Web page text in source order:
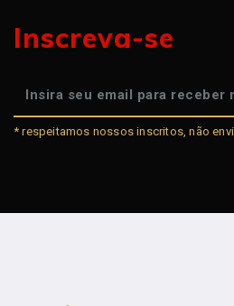
Inscreva-se
* respeitamos nossos inscritos, não